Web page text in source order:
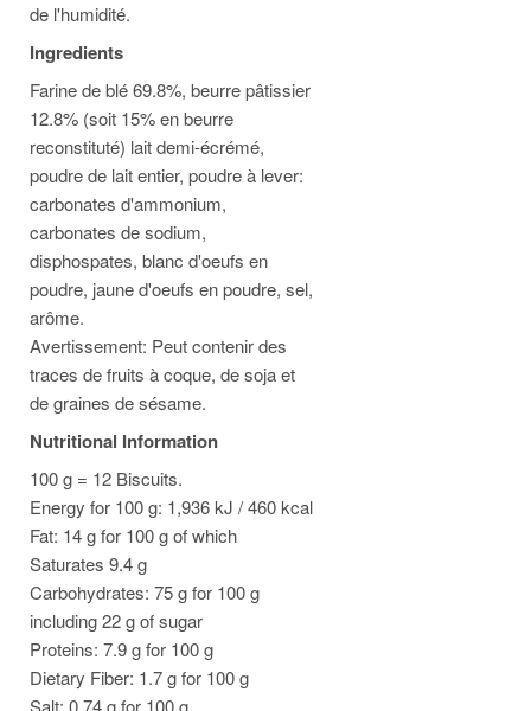
de l'humidité.
Ingredients
Farine de blé 69.8%, beurre pâtissier
12.8% (soit 15% en beurre
reconstituté) lait demi-écrémé,
poudre de lait entier, poudre à lever:
carbonates d'ammonium,
carbonates de sodium,
disphospates, blanc d'oeufs en
poudre, jaune d'oeufs en poudre, sel,
arôme.
Avertissement: Peut contenir des
traces de fruits à coque, de soja et
de graines de sésame.
Nutritional Information
100 g = 12 Biscuits.
Energy for 100 g: 1,936 kJ / 460 kcal
Fat: 14 g for 100 g of which
Saturates 9.4 g
Carbohydrates: 75 g for 100 g
including 22 g of sugar
Proteins: 7.9 g for 100 g
Dietary Fiber: 1.7 g for 100 g
Salt: 0.74 g for 100 g.